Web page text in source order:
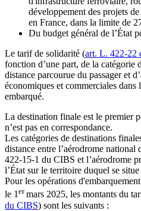
développement des projets
en France, dans la limite de
Du budget général de l’État
Le tarif de solidarité (art. L. 422-22
fonction d’une part, de la catégorie
distance parcourue du passager et
économiques et commerciales dans
embarqué.
La destination finale est le premier
n’est pas en correspondance.
Les catégories de destinations
distance entre l’aérodrome national
422-15-1 du CIBS et l’aérodrome
l’État sur le territoire duquel se
Pour les opérations
le 1ermars 2025, les montants du
du CIBS) sont les suivants :